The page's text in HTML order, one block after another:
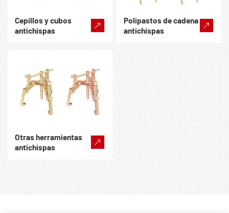
Cepillos y cubos
antichispas
Polipastos de cadena
antichispas
Otras herramientas
antichispas